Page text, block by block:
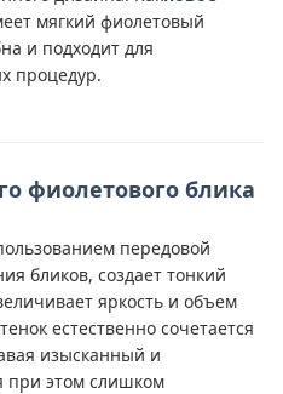
мягкий фиолетовый
и подходит для
процедур.
фиолетового блика
передовой
бликов, создает тонкий
яркость и объем
естественно сочетается
изысканный и
при этом слишком